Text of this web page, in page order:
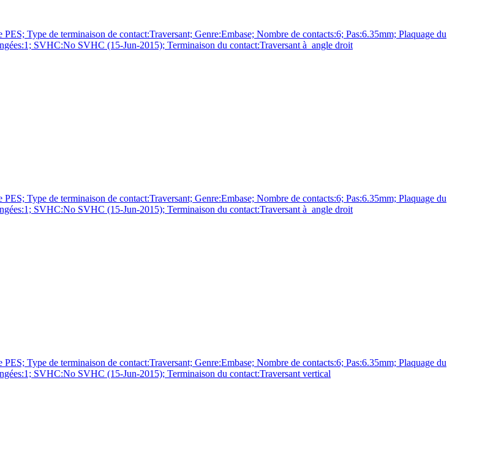
Type de terminaison de contact:Traversant; Genre:Embase; Nombre de contacts:6; Pas:6.35mm; Plaquage du
SVHC:No SVHC (15-Jun-2015); Terminaison du contact:Traversant à angle droit
Type de terminaison de contact:Traversant; Genre:Embase; Nombre de contacts:6; Pas:6.35mm; Plaquage du
SVHC:No SVHC (15-Jun-2015); Terminaison du contact:Traversant à angle droit
Type de terminaison de contact:Traversant; Genre:Embase; Nombre de contacts:6; Pas:6.35mm; Plaquage du
SVHC:No SVHC (15-Jun-2015); Terminaison du contact:Traversant vertical